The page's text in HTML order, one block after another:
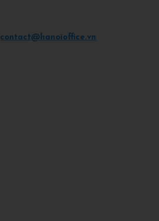
contact@hanoioffice.vn